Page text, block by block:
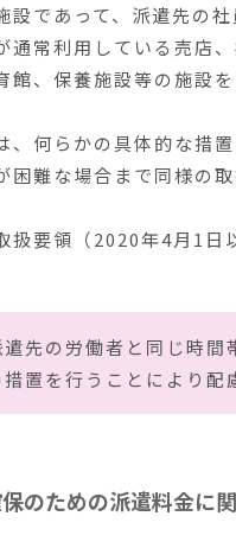
設であって、派遣先の
通常利用している売店
、保養施設等の施設を
、何らかの具体的な措
困難な場合まで同様の
扱要領（2020年4月1日
先の労働者と同じ時
置を行うことにより配
のための派遣料金に